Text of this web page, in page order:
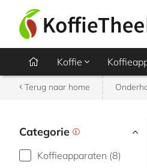
Koffie
Terug naar home
Categorie
Koffieapparaten (8)